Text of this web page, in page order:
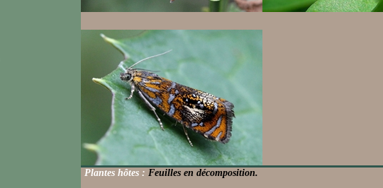
Plantes hôtes : Feuilles en décomposition.